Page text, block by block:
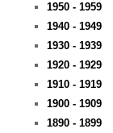
1950 - 1959
1940 - 1949
1930 - 1939
1920 - 1929
1910 - 1919
1900 - 1909
1890 - 1899